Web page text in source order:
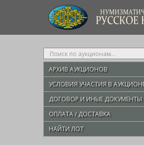
РУССКОЕ
Type
your
search
here
АРХИВ АУКЦИОНОВ
УСЛОВИЯ УЧАСТИЯ В
ДОГОВОР И ИНЫЕ ДОКУМЕНТЫ
ОПЛАТА / ДОСТАВКА
НАЙТИ ЛОТ